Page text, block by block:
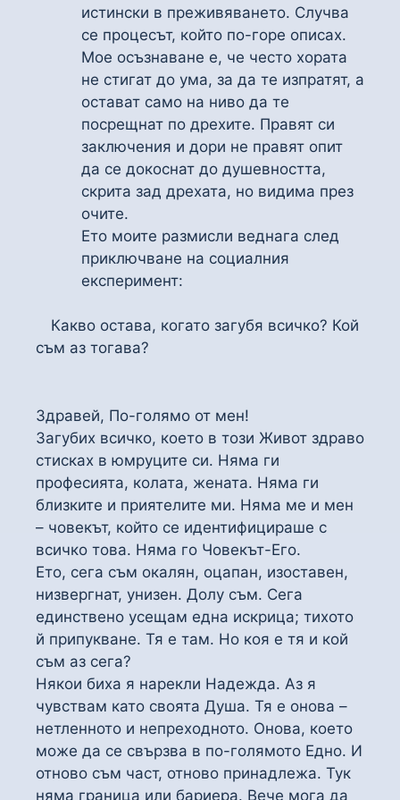
истински в преживяването. Случва
се процесът, който по-горе описах.
Мое осъзнаване е, че често хората
не стигат до ума, за да те изпратят, а
остават само на ниво да те
посрещнат по дрехите. Правят си
заключения и дори не правят опит
да се докоснат до душевността,
скрита зад дрехата, но видима през
очите.
Ето моите размисли веднага след
приключване на социалния
експеримент:
Какво остава, когато загубя всичко? Кой
съм аз тогава?
Здравей, По-голямо от мен!
Загубих всичко, което в този Живот здраво
стисках в юмруците си. Няма ги
професията, колата, жената. Няма ги
близките и приятелите ми. Няма ме и мен
– човекът, който се идентифицираше с
всичко това. Няма го Човекът-Его.
Ето, сега съм окалян, оцапан, изоставен,
низвергнат, унизен. Долу съм. Сега
единствено усещам една искрица; тихото
й припукване. Тя е там. Но коя е тя и кой
съм аз сега?
Някои биха я нарекли Надежда. Аз я
чувствам като своята Душа. Тя е онова –
нетленното и непреходното. Онова, което
може да се свързва в по-голямото Едно. И
отново съм част, отново принадлежа. Тук
няма граница или бариера. Вече мога да